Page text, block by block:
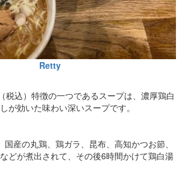
Retty
税込）特徴の一つであるスープは、濃厚鶏白
が効いた味わい深いスープです。
産の丸鶏、鶏ガラ、昆布、高知かつお節、
どが煮出されて、その後6時間かけて鶏白湯